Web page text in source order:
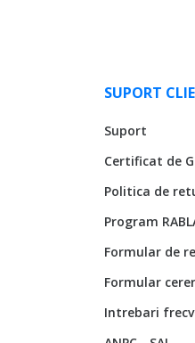
SUPORT
Suport
Certificat de
Politica de
Program
Formular de
Formular
Intrebari